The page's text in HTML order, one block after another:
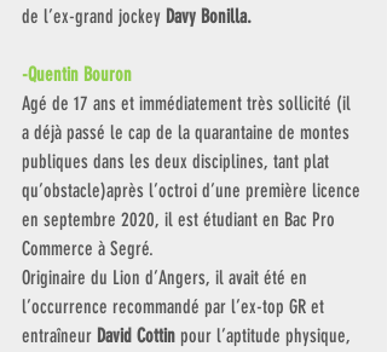
de l’ex-grand jockey Davy Bonilla.
-Quentin Bouron
Agé de 17 ans et immédiatement très sollicité (il
a déjà passé le cap de la quarantaine de montes
publiques dans les deux disciplines, tant plat
qu’obstacle)après l’octroi d’une première licence
en septembre 2020, il est étudiant en Bac Pro
Commerce à Segré.
Originaire du Lion d’Angers, il avait été en
l’occurrence recommandé par l’ex-top GR et
entraîneur David Cottin pour l’aptitude physique,